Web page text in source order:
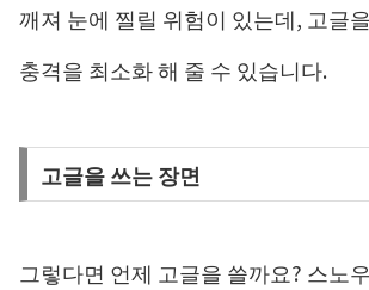
깨져 눈에 찔릴 위험이 있는데, 고글
충격을 최소화 해 줄 수 있습니다.
고글을 쓰는 장면
그렇다면 언제 고글을 쓸까요? 스노